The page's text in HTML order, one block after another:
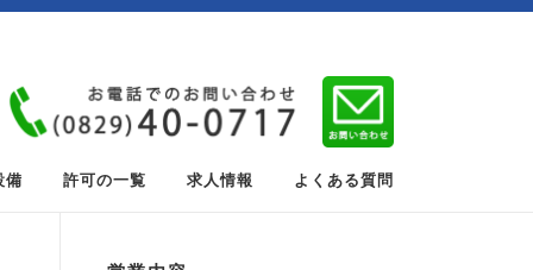
備 許可の一覧 求人情報 よくある質問